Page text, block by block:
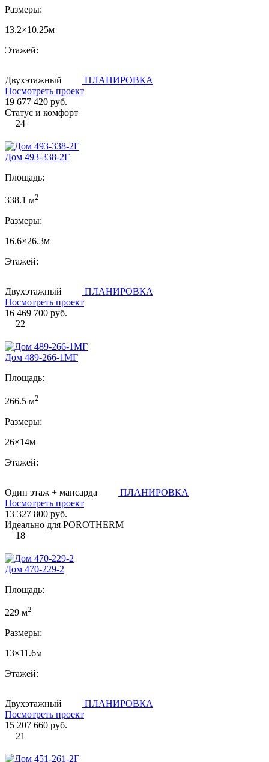
Размеры:
13.2×10.25м
Этажей:
Двухэтажный
ПЛАНИРОВКА
Посмотреть проект
19 677 420 руб.
Статус и комфорт
24
Дом 493-338-2Г
Площадь:
338.1 м2
Размеры:
16.6×26.3м
Этажей:
Двухэтажный
ПЛАНИРОВКА
Посмотреть проект
16 469 700 руб.
22
Дом 489-266-1МГ
Площадь:
266.5 м2
Размеры:
26×14м
Этажей:
Один этаж + мансарда
ПЛАНИРОВКА
Посмотреть проект
13 327 800 руб.
Идеально для POROTHERM
18
Дом 470-229-2
Площадь:
229 м2
Размеры:
13×11.6м
Этажей:
Двухэтажный
ПЛАНИРОВКА
Посмотреть проект
15 207 660 руб.
21